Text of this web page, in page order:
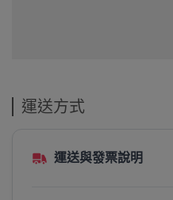
運送方式
運送與發票說明